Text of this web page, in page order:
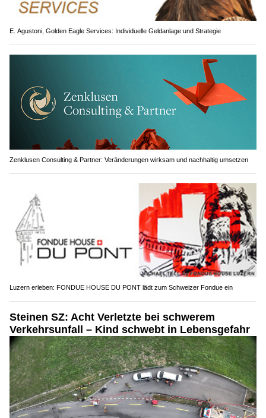
E. Agustoni, Golden Eagle Services: Individuelle Geldanlage und Strategie
Zenklusen Consulting & Partner: Veränderungen wirksam und nachhaltig umsetzen
Luzern erleben: FONDUE HOUSE DU PONT lädt zum Schweizer Fondue ein
Steinen SZ: Acht Verletzte bei schwerem
Verkehrsunfall – Kind schwebt in Lebensgefahr